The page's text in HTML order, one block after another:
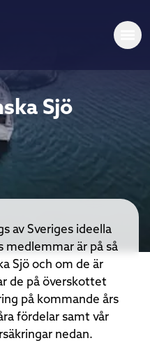
Sjö
av Sveriges ideella
medlemmar är på så
Sjö och om de är
de på överskottet
på kommande års
fördelar samt vår
nedan.